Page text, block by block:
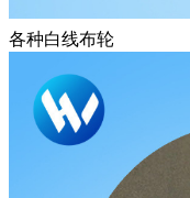
各种白线布轮